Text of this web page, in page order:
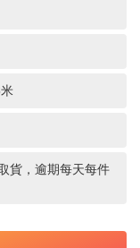
貨，逾期每天每件